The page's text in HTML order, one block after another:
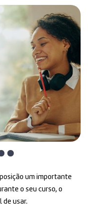
um importante
o seu curso, o
de usar.